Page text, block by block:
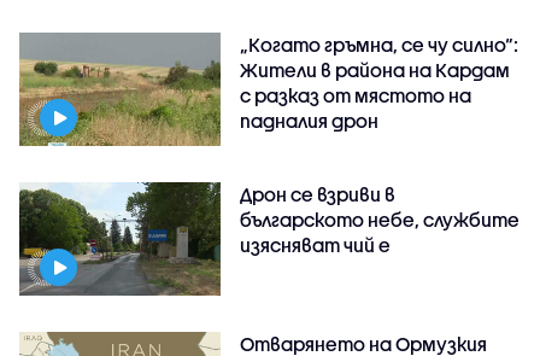
„Когато гръмна, се чу силно“:
Жители в района на Кардам
с разказ от мястото на
падналия дрон
Дрон се взриви в
българското небе, службите
изясняват чий е
Отварянето на Ормузкия